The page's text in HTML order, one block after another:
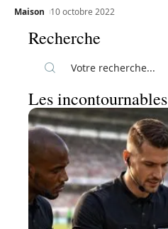
Maison 10 octobre 2022
Recherche
Les incontournables